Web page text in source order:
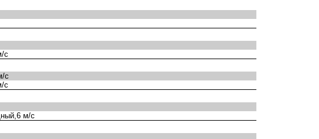
с
с
с
м/с